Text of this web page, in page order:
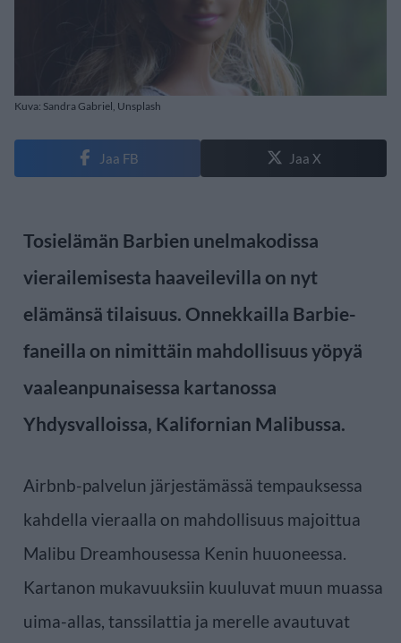
Kuva: Sandra Gabriel, Unsplash
Jaa FB Jaa X
Tosielämän Barbien unelmakodissa
vierailemisesta haaveilevilla on nyt
elämänsä tilaisuus. Onnekkailla Barbie-
faneilla on nimittäin mahdollisuus yöpyä
vaaleanpunaisessa kartanossa
Yhdysvalloissa, Kalifornian Malibussa.
Airbnb-palvelun järjestämässä tempauksessa
kahdella vieraalla on mahdollisuus majoittua
Malibu Dreamhousessa Kenin huuoneessa.
Kartanon mukavuuksiin kuuluvat muun muassa
uima-allas, tanssilattia ja merelle avautuvat